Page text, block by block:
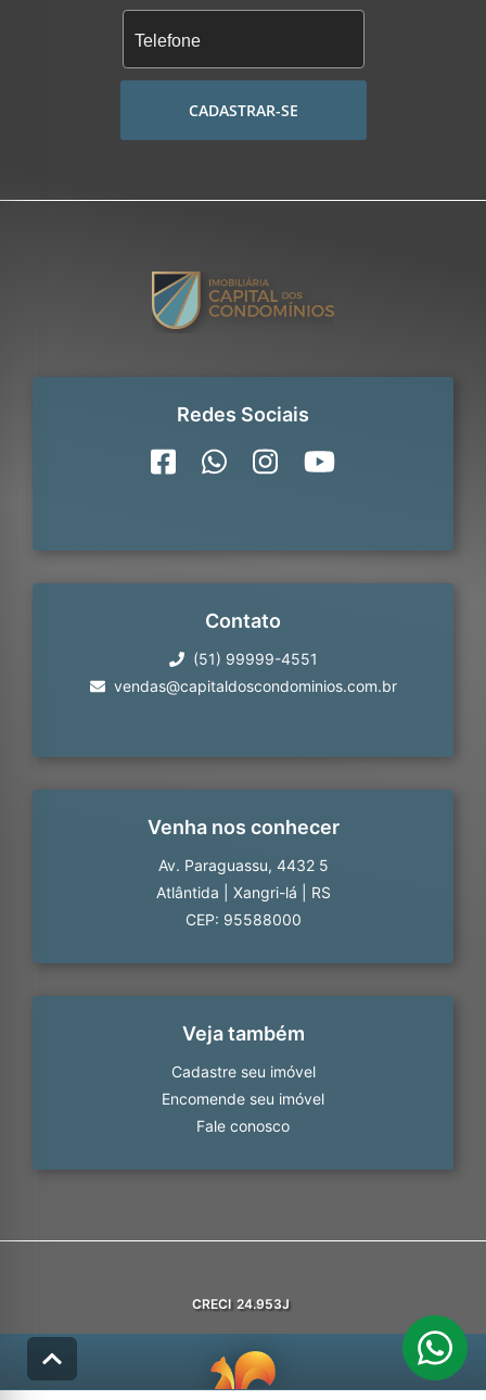
CADASTRAR-SE
Redes Sociais
Contato
(51) 99999-4551
vendas@capitaldoscondominios.com.br
Venha nos conhecer
Av. Paraguassu, 4432 5
Atlântida
Xangri-lá
RS
CEP: 95588000
Veja também
Cadastre seu imóvel
Encomende seu imóvel
Fale conosco
CRECI 24.953J